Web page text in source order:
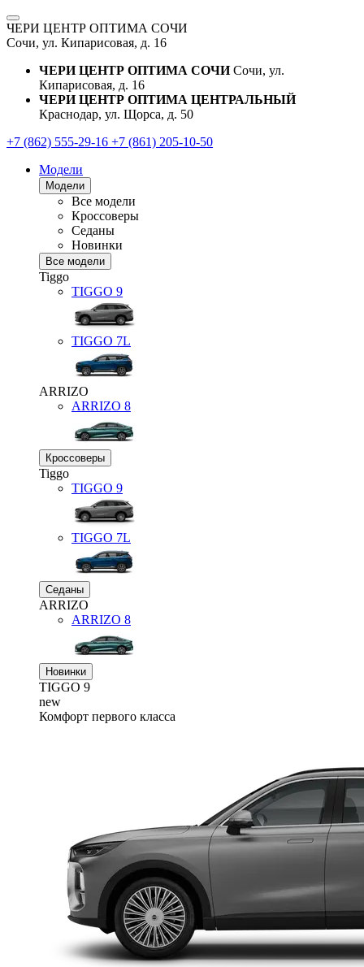
ЧЕРИ ЦЕНТР ОПТИМА СОЧИ
Сочи, ул. Кипарисовая, д. 16
ЧЕРИ ЦЕНТР ОПТИМА СОЧИ Сочи, ул.
Кипарисовая, д. 16
ЧЕРИ ЦЕНТР ОПТИМА ЦЕНТРАЛЬНЫЙ
Краснодар, ул. Щорса, д. 50
+7 (862) 555-29-16 +7 (861) 205-10-50
Модели
Модели
Все модели
Кроссоверы
Седаны
Новинки
Все модели
Tiggo
TIGGO 9
TIGGO 7L
ARRIZO
ARRIZO 8
Кроссоверы
Tiggo
TIGGO 9
TIGGO 7L
Седаны
ARRIZO
ARRIZO 8
Новинки
TIGGO 9
new
Комфорт первого класса